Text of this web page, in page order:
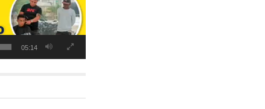
05:14